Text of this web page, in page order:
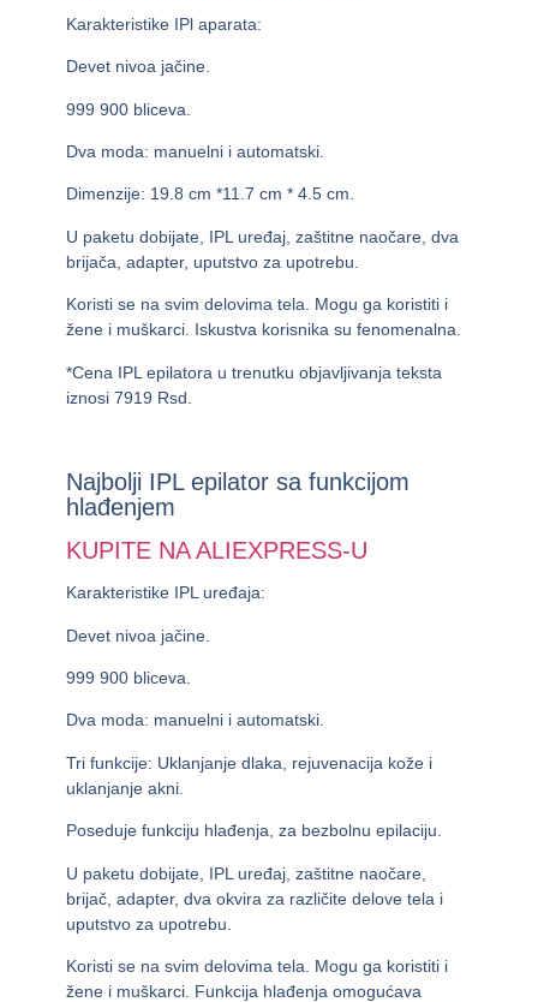
Karakteristike IPl aparata:
Devet nivoa jačine.
999 900 bliceva.
Dva moda: manuelni i automatski.
Dimenzije: 19.8 cm *11.7 cm * 4.5 cm.
U paketu dobijate, IPL uređaj, zaštitne naočare, dva
brijača, adapter, uputstvo za upotrebu.
Koristi se na svim delovima tela. Mogu ga koristiti i
žene i muškarci. Iskustva korisnika su fenomenalna.
*Cena IPL epilatora u trenutku objavljivanja teksta
iznosi 7919 Rsd.
Najbolji IPL epilator sa funkcijom
hlađenjem
KUPITE NA ALIEXPRESS-U
Karakteristike IPL uređaja:
Devet nivoa jačine.
999 900 bliceva.
Dva moda: manuelni i automatski.
Tri funkcije: Uklanjanje dlaka, rejuvenacija kože i
uklanjanje akni.
Poseduje funkciju hlađenja, za bezbolnu epilaciju.
U paketu dobijate, IPL uređaj, zaštitne naočare,
brijač, adapter, dva okvira za različite delove tela i
uputstvo za upotrebu.
Koristi se na svim delovima tela. Mogu ga koristiti i
žene i muškarci. Funkcija hlađenja omogućava